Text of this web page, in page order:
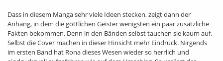
Dass in diesem Manga sehr viele Ideen stecken, zeigt dann der
Anhang, in dem die göttlichen Geister wenigsten ein paar zusätzliche
Fakten bekommen. Denn in den Bänden selbst tauchen sie kaum auf.
Selbst die Cover machen in dieser Hinsicht mehr Eindruck. Nirgends
im ersten Band hat Rona dieses Wesen wieder so herrlich und